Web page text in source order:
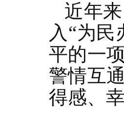
近年
入“为
平的一
警情互
得感、